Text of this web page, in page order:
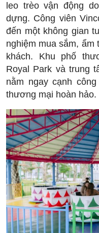
leo trèo vận động
dựng. Công viên
đến một không gian
nghiệm mua sắm, ẩm
khách. Khu phố
Royal Park và trung
nằm ngay cạnh
thương mại hoàn hảo.